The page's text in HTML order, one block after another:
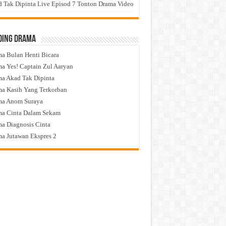
Tak Dipinta Live Episod 7 Tonton Drama Video
Drama
Bulan Henti Bicara
Yes! Captain Zul Aaryan
Akad Tak Dipinta
Kasih Yang Terkorban
Anom Suraya
Cinta Dalam Sekam
Diagnosis Cinta
Jutawan Ekspres 2